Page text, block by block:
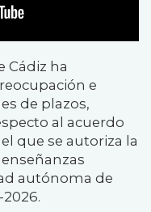
Cádiz ha
e
de plazos,
al acuerdo
que se autoriza la
autónoma de